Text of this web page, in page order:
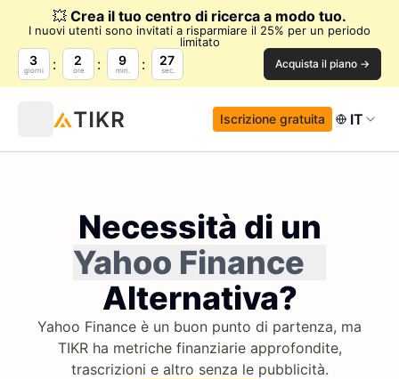
💥 Crea il tuo centro di ricerca a modo tuo.
I nuovi utenti sono invitati a risparmiare il 25% per un periodo
limitato
3
giorni
2
ore
9
min.
27
sec. Acquista il piano →
Iscrizione gratuita IT
Necessità di un
Yahoo Finance
Alternativa?
Yahoo Finance è un buon punto di partenza, ma
TIKR ha metriche finanziarie approfondite,
trascrizioni e altro senza le pubblicità.